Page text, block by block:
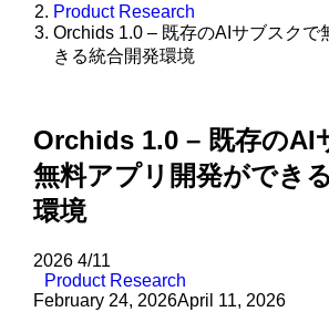
Product Research
Orchids 1.0 – 既存のAIサブスクで
きる統合開発環境
Orchids 1.0 – 既存のAI
無料アプリ開発ができ
環境
2026 4/11
Product Research
February 24, 2026April 11, 2026